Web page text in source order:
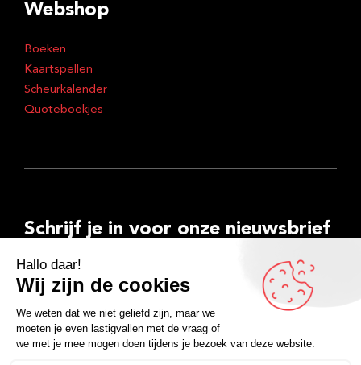
Webshop
Boeken
Kaartspellen
Scheurkalender
Quoteboekjes
Schrijf je in voor onze nieuwsbrief
E-
mailadres
Inschrijven